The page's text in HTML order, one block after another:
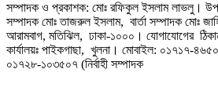
সম্পাদক ও প্রকাশক: মোঃ রফিকুল ইসলাম লাভলু।
সম্পাদক মোঃ তাজরুল‌‌ ইসলাম, বার্তা সম্পাদক মোঃ
আরামবাগ, মতিঝিল, ঢাকা-১০০০। যোগাযোগের
কার্যালয়ঃ পাইকগাছা, খুলনা। মোবাইল: ০১৭১৭-
০১৭২৮-১০৩৫০৭ (নির্বাহী সম্পাদক